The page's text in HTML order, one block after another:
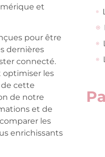
et
pour être
dernières
connecté.
optimiser les
de cette
de notre
et de
les
enrichissants